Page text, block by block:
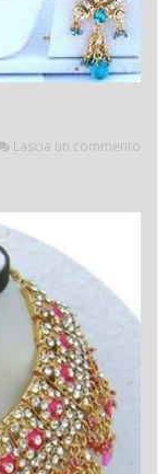
Lascia un commento